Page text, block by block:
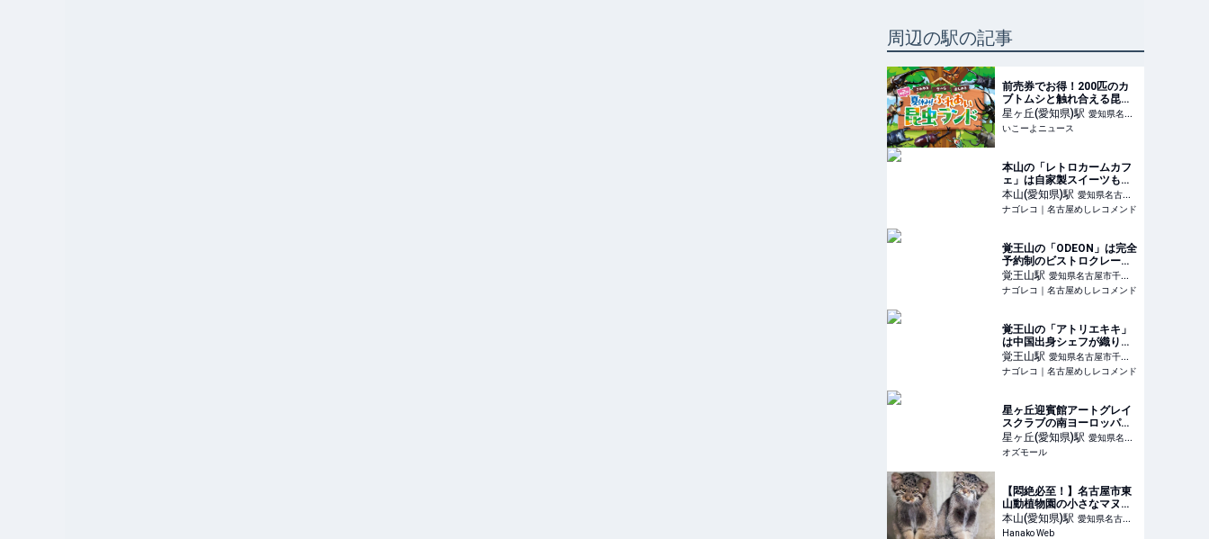
周辺の駅の記事
前売券でお得！200匹のカ
ブトムシと触れ合える昆虫
展が名古屋・星ヶ丘三越で
開催
星ヶ丘(愛知県)駅 愛知県名古
屋市千種区
いこーよニュース
本山の「レトロカームカフ
ェ」は自家製スイーツも人
気の静かなカフェ
本山(愛知県)駅 愛知県名古屋
市千種区
ナゴレコ｜名古屋めしレコメンド
覚王山の「ODEON」は完全
予約制のビストロクレープ
が楽しめるカフェ
覚王山駅 愛知県名古屋市千種
区
ナゴレコ｜名古屋めしレコメンド
覚王山の「アトリエキキ」
は中国出身シェフが織りな
す本格中華レストラン
覚王山駅 愛知県名古屋市千種
区
ナゴレコ｜名古屋めしレコメンド
星ヶ丘迎賓館アートグレイ
スクラブの南ヨーロッパ風
空間で、くま×いちごのアフ
タヌーンティーを体験 -
星ヶ丘(愛知県)駅 愛知県名古
屋市千種区
オズモール
【悶絶必至！】名古屋市東
山動植物園の小さなマヌル
ネコ3兄弟
本山(愛知県)駅 愛知県名古屋
市千種区
Hanako Web